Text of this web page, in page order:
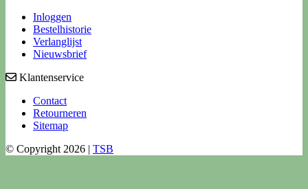
Inloggen
Bestelhistorie
Verlanglijst
Nieuwsbrief
Klantenservice
Contact
Retourneren
Sitemap
© Copyright 2026 | TSB